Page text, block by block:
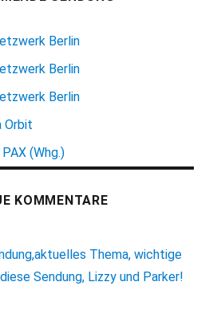
Berlin
Berlin
Berlin
Orbit
(Whg.)
KOMMENTARE
Thema, wichtige
Sendung, Lizzy und Parker!